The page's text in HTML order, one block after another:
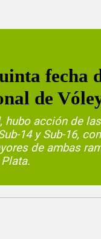
fecha
de
hubo acción de
14 y Sub-16,
de ambas